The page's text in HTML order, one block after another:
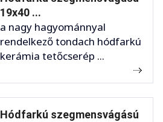
19x40 ...
a nagy hagyománnyal
rendelkező tondach hódfarkú
kerámia tetőcserép ...
Hódfarkú szegmensvágású